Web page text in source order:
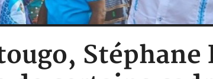
Stéphane